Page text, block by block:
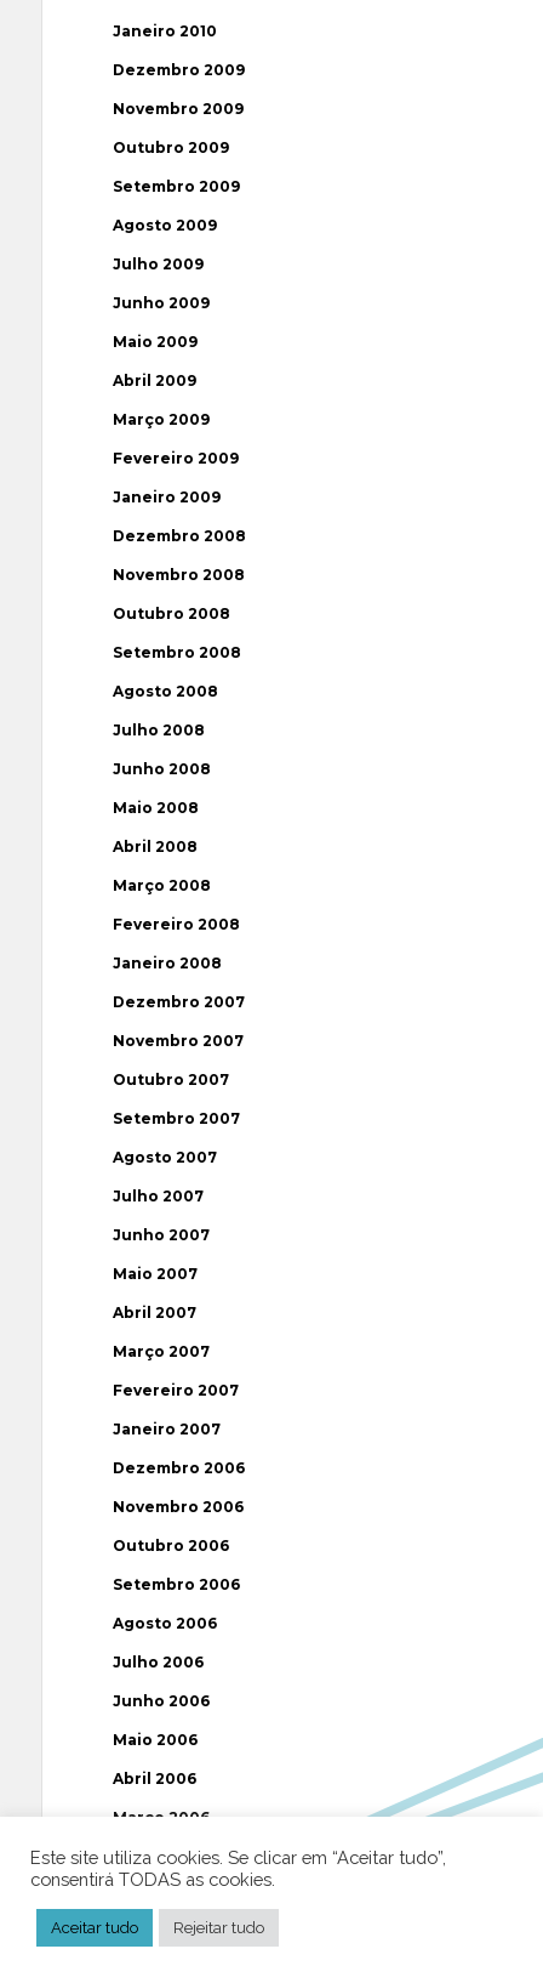
Janeiro 2010
Dezembro 2009
Novembro 2009
Outubro 2009
Setembro 2009
Agosto 2009
Julho 2009
Junho 2009
Maio 2009
Abril 2009
Março 2009
Fevereiro 2009
Janeiro 2009
Dezembro 2008
Novembro 2008
Outubro 2008
Setembro 2008
Agosto 2008
Julho 2008
Junho 2008
Maio 2008
Abril 2008
Março 2008
Fevereiro 2008
Janeiro 2008
Dezembro 2007
Novembro 2007
Outubro 2007
Setembro 2007
Agosto 2007
Julho 2007
Junho 2007
Maio 2007
Abril 2007
Março 2007
Fevereiro 2007
Janeiro 2007
Dezembro 2006
Novembro 2006
Outubro 2006
Setembro 2006
Agosto 2006
Julho 2006
Junho 2006
Maio 2006
Abril 2006
Março 2006
Fevereiro 2006
Dezembro 2005
Este site utiliza cookies. Se clicar em “Aceitar tudo”,
consentirá TODAS as cookies.
Aceitar tudo Rejeitar tudo